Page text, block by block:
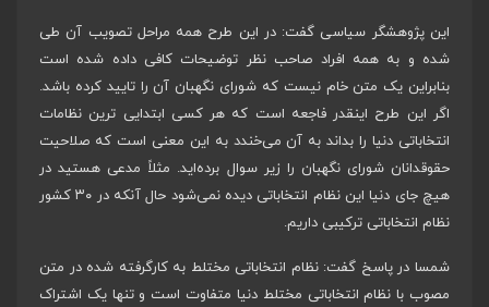
این پژوهشگر سیاسی گفت: در این طرح همه مراحل تصویب آن طی
شده و به همه افراد صاحب نظر توضیحات کافی داده شده است
بنابراین یک متن خام نیست که شورای نگهبان آن را تایید کرده باشد.
اگر این طرح اینقدر فاجعه است که هر کسی ابتدایی‌ ترین نظامات
انتخاباتی دنیا را بداند به آن می‌خندد به این معنی است که صلاحیت
حقوقدانان شورای نگهبان را زیر سوال برده‌اید. مثلاً مدعی هستید در
هیچ جای دنیا این نظام انتخاباتی دیده نمی‌شود حال آنکه در ۳۰ کشور
نظام انتخاباتی ترکیبی داریم.
شمسا در پاسخ گفت: نظام انتخاباتی مختلط به کارگرفته شده در متن
مصوب با نظام انتخاباتی مختلط دنیا متفاوت است و تنها یک اشتراک